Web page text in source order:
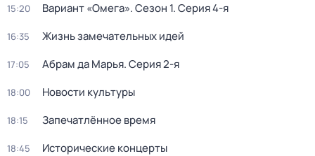
15:20 Вариант «Омега». Сезон 1. Серия 4-я
16:35 Жизнь замечательных идей
17:05 Абрам да Марья. Серия 2-я
18:00 Новости культуры
18:15 Запечатлённое время
18:45 Исторические концерты